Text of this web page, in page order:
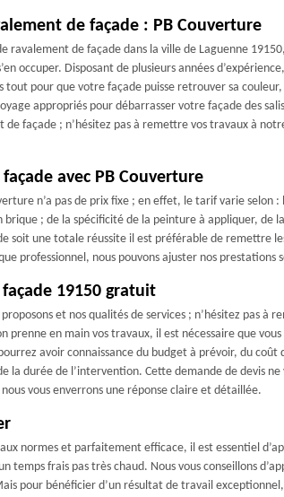
de façade : PB Couverture
ravalement de façade dans la ville de Laguenne
occuper. Disposant de plusieurs années
tout pour que votre façade puisse retrouver sa
appropriés pour débarrasser votre façade des
de façade ; n’hésitez pas à remettre vos travaux à
avec PB Couverture
n’a pas de prix fixe ; en effet, le tarif varie selon
; de la spécificité de la peinture à appliquer, de
soit une totale réussite il est préférable de remettre
professionnel, nous pouvons ajuster nos prestations
19150 gratuit
et nos qualités de services ; n’hésitez pas à
prenne en main vos travaux, il est nécessaire que vous
avoir connaissance du budget à prévoir, du
la durée de l’intervention. Cette demande de devis ne
vous enverrons une réponse claire et détaillée.
normes et parfaitement efficace, il est essentiel
temps frais pas très chaud. Nous vous conseillons
pour bénéficier d’un résultat de travail exceptionnel,